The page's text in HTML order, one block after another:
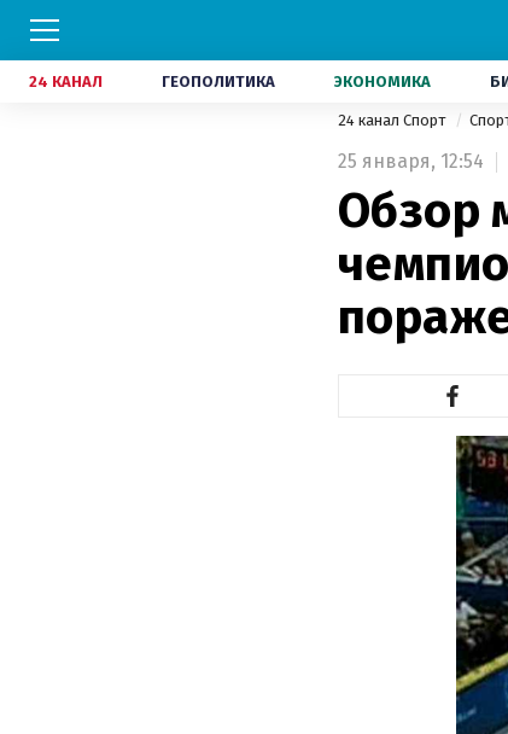
24 КАНАЛ ГЕОПОЛИТИКА ЭКОНОМИКА
24 канал Спорт
25 января, 12:54
Обзор